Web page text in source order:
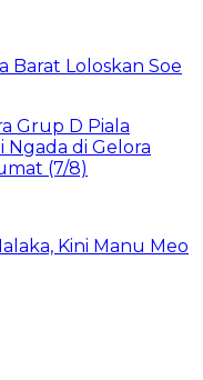
Barat Loloskan Soe
Kini Manu Meo